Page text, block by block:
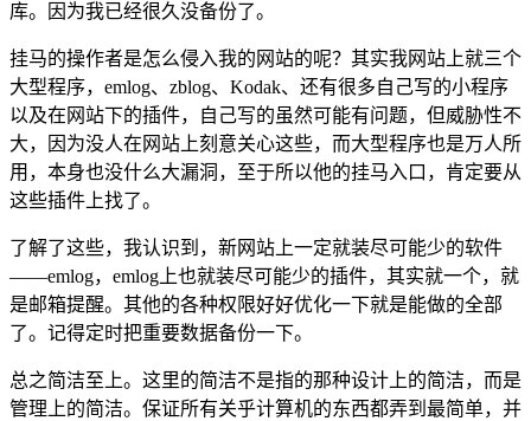
库。因为我已经很久没备份了。
挂马的操作者是怎么侵入我的网站的呢？其实我网站上就三个
大型程序，emlog、zblog、Kodak、还有很多自己写的小程序
以及在网站下的插件，自己写的虽然可能有问题，但威胁性不
大，因为没人在网站上刻意关心这些，而大型程序也是万人所
用，本身也没什么大漏洞，至于所以他的挂马入口，肯定要从
这些插件上找了。
了解了这些，我认识到，新网站上一定就装尽可能少的软件
——emlog，emlog上也就装尽可能少的插件，其实就一个，就
是邮箱提醒。其他的各种权限好好优化一下就是能做的全部
了。记得定时把重要数据备份一下。
总之简洁至上。这里的简洁不是指的那种设计上的简洁，而是
管理上的简洁。保证所有关乎计算机的东西都弄到最简单，并